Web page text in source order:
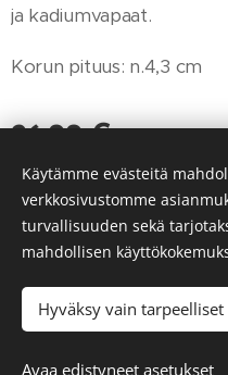
ja kadiumvapaat.
Korun pituus: n.4,3 cm
26,00€
© 2023 Kaikki
Käytämme evästeitä
verkkosivustomme
turvallisuuden sekä
mahdollisen
Hyväksy vain tarpeelliset
Avaa edistyneet asetukset